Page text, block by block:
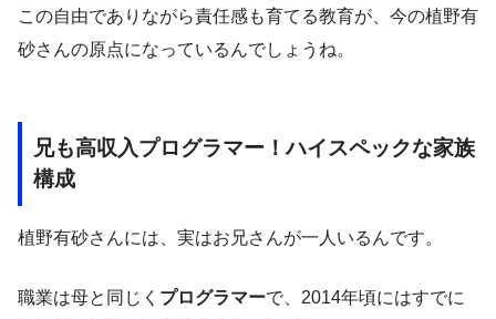
この自由でありながら責任感も育てる教育が、今の植野有
砂さんの原点になっているんでしょうね。
兄も高収入プログラマー！ハイスペックな家族
構成
植野有砂さんには、実はお兄さんが一人いるんです。
職業は母と同じく プログラマーで、2014年頃にはすでに